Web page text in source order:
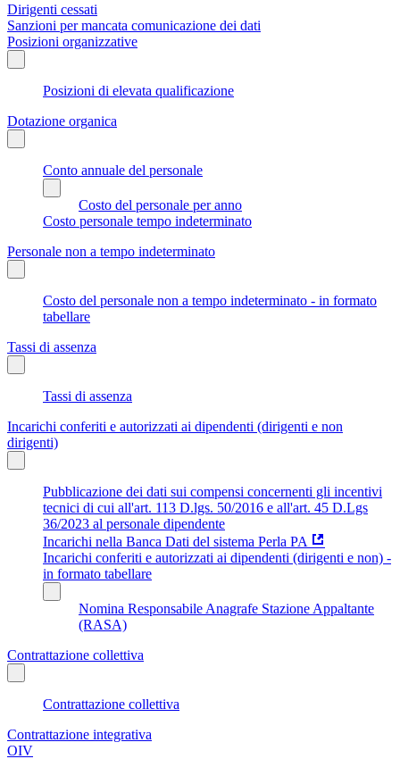
Dirigenti cessati
Sanzioni per mancata comunicazione dei dati
Posizioni organizzative
Posizioni di elevata qualificazione
Dotazione organica
Conto annuale del personale
Costo del personale per anno
Costo personale tempo indeterminato
Personale non a tempo indeterminato
Costo del personale non a tempo indeterminato - in formato
tabellare
Tassi di assenza
Tassi di assenza
Incarichi conferiti e autorizzati ai dipendenti (dirigenti e non
dirigenti)
Pubblicazione dei dati sui compensi concernenti gli incentivi
tecnici di cui all'art. 113 D.lgs. 50/2016 e all'art. 45 D.Lgs
36/2023 al personale dipendente
Incarichi nella Banca Dati del sistema Perla PA
Incarichi conferiti e autorizzati ai dipendenti (dirigenti e non) -
in formato tabellare
Nomina Responsabile Anagrafe Stazione Appaltante
(RASA)
Contrattazione collettiva
Contrattazione collettiva
Contrattazione integrativa
OIV